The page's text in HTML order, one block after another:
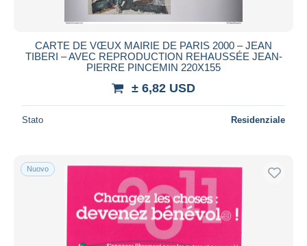
CARTE DE VŒUX MAIRIE DE PARIS 2000 – JEAN
TIBERI – AVEC REPRODUCTION REHAUSSÉE JEAN-
PIERRE PINCEMIN 220X155
± 6,82 USD
Stato Residenziale
Nuovo